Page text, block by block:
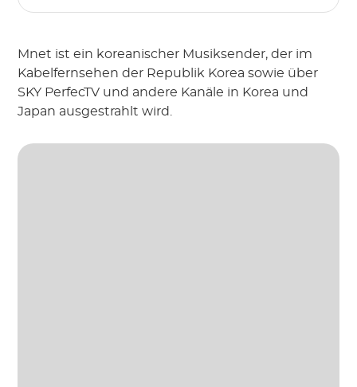
Mnet ist ein koreanischer Musiksender, der im
Kabelfernsehen der Republik Korea sowie über
SKY PerfecTV und andere Kanäle in Korea und
Japan ausgestrahlt wird.